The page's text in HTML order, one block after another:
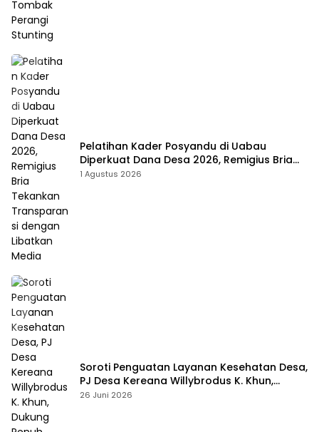
Pelatihan Kader Posyandu di Uabau
Diperkuat Dana Desa 2026, Remigius Bria
Tekankan Transparansi dengan Libatkan
1 Agustus 2026
Soroti Penguatan Layanan Kesehatan Desa,
PJ Desa Kereana Willybrodus K. Khun,
Dukung Penuh Pelatihan Kader Posyandu
26 Juni 2026